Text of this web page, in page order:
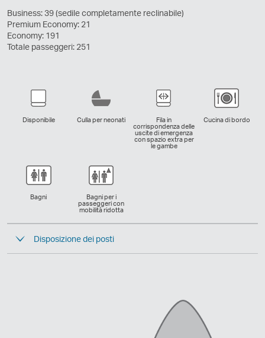
Business: 39 (sedile completamente reclinabile)
Premium Economy: 21
Economy: 191
Totale passeggeri: 251
Disponibile Culla per neonati Fila in
corrispondenza delle
uscite di emergenza
con spazio extra per
le gambe
Cucina di bordo
Bagni Bagni per i
passeggeri con
mobilità ridotta
Disposizione dei posti